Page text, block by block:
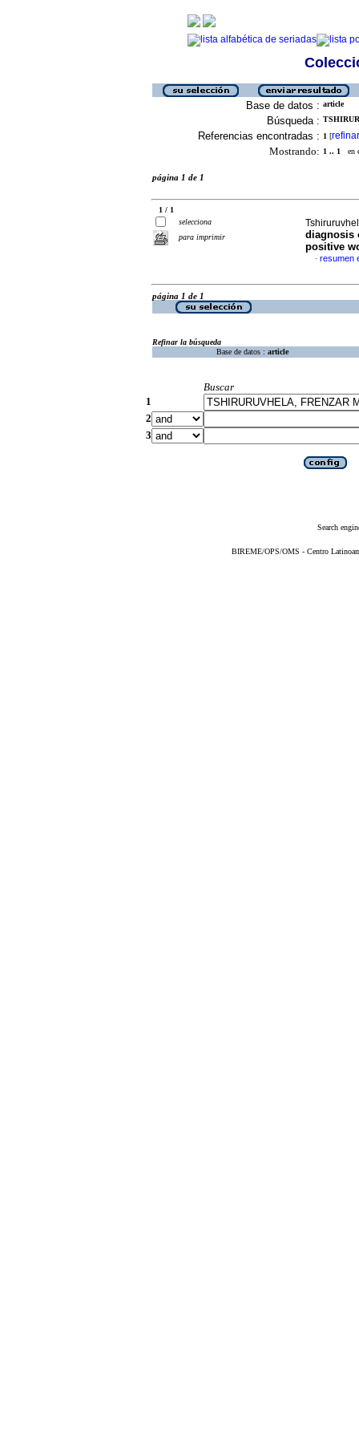
Base de datos : article
Búsqueda :
Referencias encontradas : 1 [refinar
Mostrando: 1 .. 1 en
página 1 de 1
1 / 1
selecciona
para imprimir
diagnosis
positive
· resumen
página 1 de 1
Refinar la búsqueda
Base de datos : article
Buscar
1
2
3
Search
BIREME/OPS/OMS - Centro